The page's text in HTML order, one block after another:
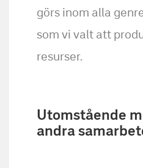
görs inom alla
som vi valt att
resurser.
Utomstående
andra